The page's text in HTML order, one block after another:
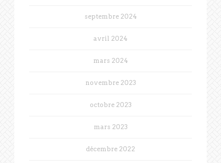
septembre 2024
avril 2024
mars 2024
novembre 2023
octobre 2023
mars 2023
décembre 2022